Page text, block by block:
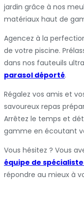
jardin grâce à nos
matériaux haut de
Agencez à la
de votre piscine.
dans nos fauteuils
parasol déporté.
Régalez vos amis et
savoureux repas
Arrêtez le temps et
gamme en écoutant
Vous hésitez ? Vous
équipe de
répondre au mieux à